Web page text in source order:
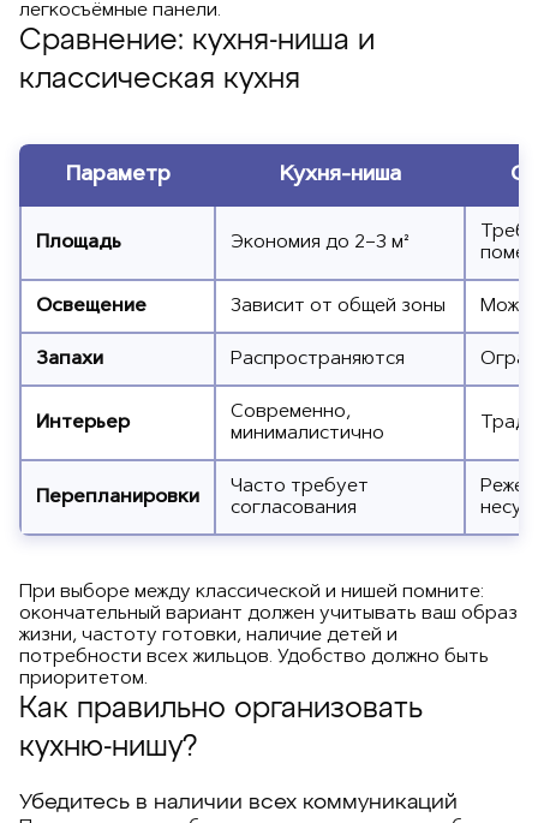
легкосъёмные панели.
Сравнение: кухня-ниша и
классическая кухня
Параметр Кухня-ниша
Площадь Экономия до 2–3 м²
Освещение Зависит от общей зоны
Запахи Распространяются
Интерьер
Современно,
минималистично
Перепланировки
Часто требует
согласования
Реже
При выборе между классической и нишей помните:
окончательный вариант должен учитывать ваш образ
жизни, частоту готовки, наличие детей и
потребности всех жильцов. Удобство должно быть
приоритетом.
Как правильно организовать
кухню-нишу?
Убедитесь в наличии всех коммуникаций